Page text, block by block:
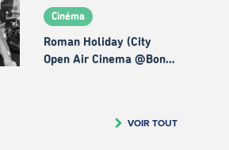
Cinéma
Roman Holiday (City
Open Air Cinema @Bon…
VOIR TOUT